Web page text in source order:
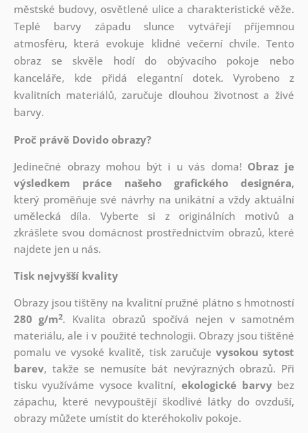
městské budovy, osvětlené ulice a charakteristické věže.
Teplé barvy západu slunce vytvářejí příjemnou
atmosféru, která evokuje klidné večerní chvíle. Tento
obraz se skvěle hodí do obývacího pokoje nebo
kanceláře, kde přidá elegantní dotek. Vyrobeno z
kvalitních materiálů, zaručuje dlouhou životnost a živé
barvy.
Proč právě Dovido obrazy?
Jedinečné obrazy mohou být i u vás doma! Obraz je
výsledkem práce našeho grafického designéra,
který proměňuje své návrhy na unikátní a vždy aktuální
umělecká díla. Vyberte si z originálních motivů a
zkrášlete svou domácnost prostřednictvím obrazů, které
najdete jen u nás.
Tisk nejvyšší kvality
Obrazy jsou tištěny na kvalitní pružné plátno s hmotností
280 g/m2. Kvalita obrazů spočívá nejen v samotném
materiálu, ale i v použité technologii. Obrazy jsou tištěné
pomalu ve vysoké kvalitě, tisk zaručuje vysokou sytost
barev, takže se nemusíte bát nevýrazných obrazů. Při
tisku využíváme vysoce kvalitní,ekologické barvybez
zápachu, které nevypouštějí škodlivé látky do ovzduší,
obrazy můžete umístit do kteréhokoliv pokoje.